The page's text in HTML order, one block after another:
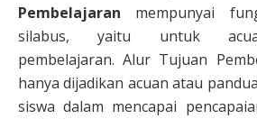
Pembelajaran mempunyai
silabus, yaitu untuk
pembelajaran. Alur Tujuan
hanya dijadikan acuan atau
siswa dalam mencapai